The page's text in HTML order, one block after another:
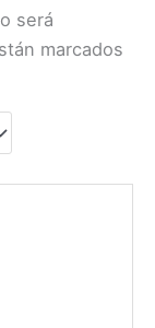
será
marcados